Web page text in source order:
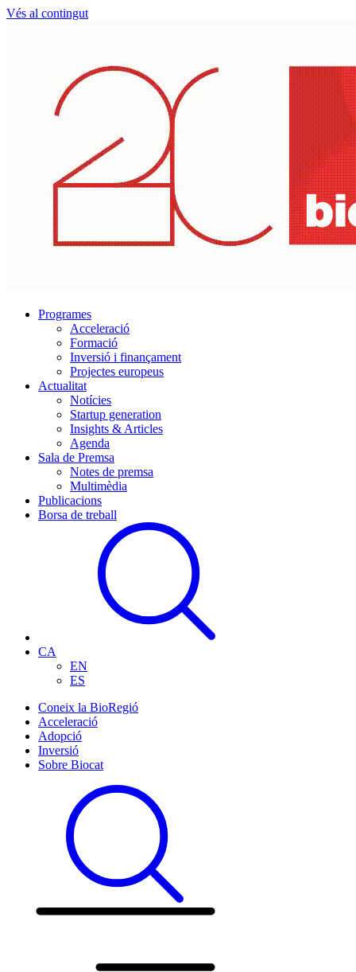
Vés al contingut
Programes
Acceleració
Formació
Inversió i finançament
Projectes europeus
Actualitat
Notícies
Startup generation
Insights & Articles
Agenda
Sala de Premsa
Notes de premsa
Multimèdia
Publicacions
Borsa de treball
CA
EN
ES
Coneix la BioRegió
Acceleració
Adopció
Inversió
Sobre Biocat